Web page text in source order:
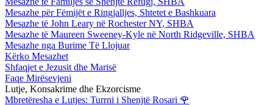
Mesazhe për Fëmijët e Ringjalljes, Shtetet e Bashkuara
Mesazhe të John Leary në Rochester NY, SHBA
Mesazhe të Maureen Sweeney-Kyle në North Ridgeville, SHBA
Mesazhe nga Burime Të Llojuar
Kërko Mesazhet
Shfaqjet e Jezusit dhe Marisë
Faqe Mirësevjeni
Lutje, Konsakrime dhe Ekzorcisme
Mbretëresha e Lutjes: Turrni i Shenjtë Rosari 🌹